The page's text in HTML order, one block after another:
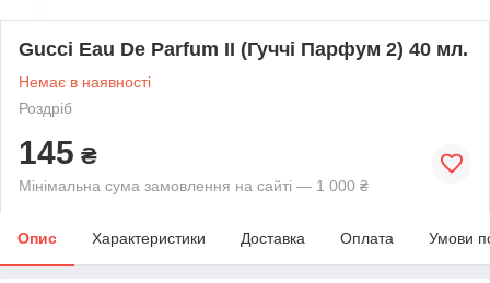
Gucci Eau De Parfum II (Гуччі Парфум 2) 40 мл.
Немає в наявності
Роздріб
145 ₴
Мінімальна сума замовлення на сайті — 1 000 ₴
Опис Характеристики Доставка Оплата Умови